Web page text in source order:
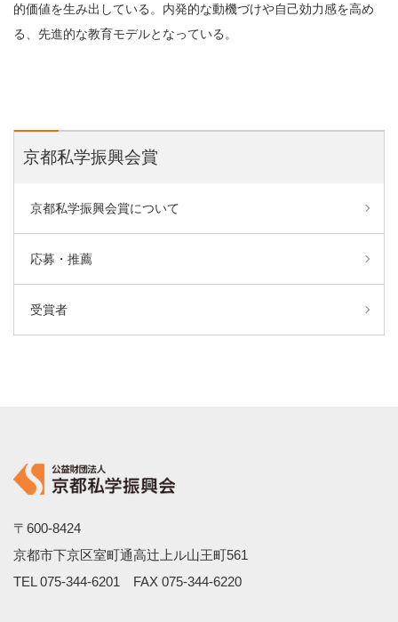
的価値を生み出している。内発的な動機づけや自己効力感を高め
る、先進的な教育モデルとなっている。
京都私学振興会賞
京都私学振興会賞について
応募・推薦
受賞者
〒600-8424
京都市下京区室町通高辻上ル山王町561
TEL 075-344-6201 FAX 075-344-6220